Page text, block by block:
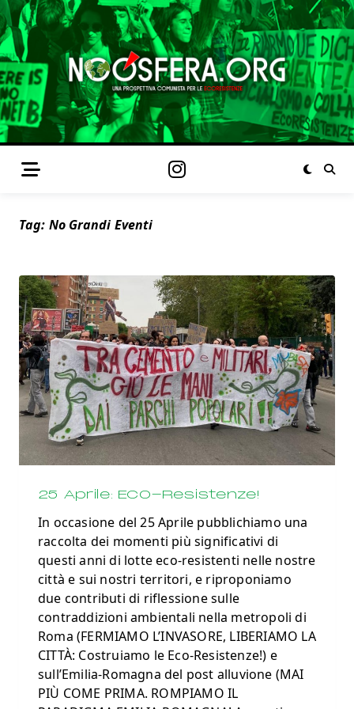
Tag: No Grandi Eventi
25 Aprile: ECO-Resistenze!
In occasione del 25 Aprile pubblichiamo una
raccolta dei momenti più significativi di
questi anni di lotte eco-resistenti nelle nostre
città e sui nostri territori, e riproponiamo
due contributi di riflessione sulle
contraddizioni ambientali nella metropoli di
Roma (FERMIAMO L’INVASORE, LIBERIAMO LA
CITTÀ: Costruiamo le Eco-Resistenze!) e
sull’Emilia-Romagna del post alluvione (MAI
PIÙ COME PRIMA. ROMPIAMO IL